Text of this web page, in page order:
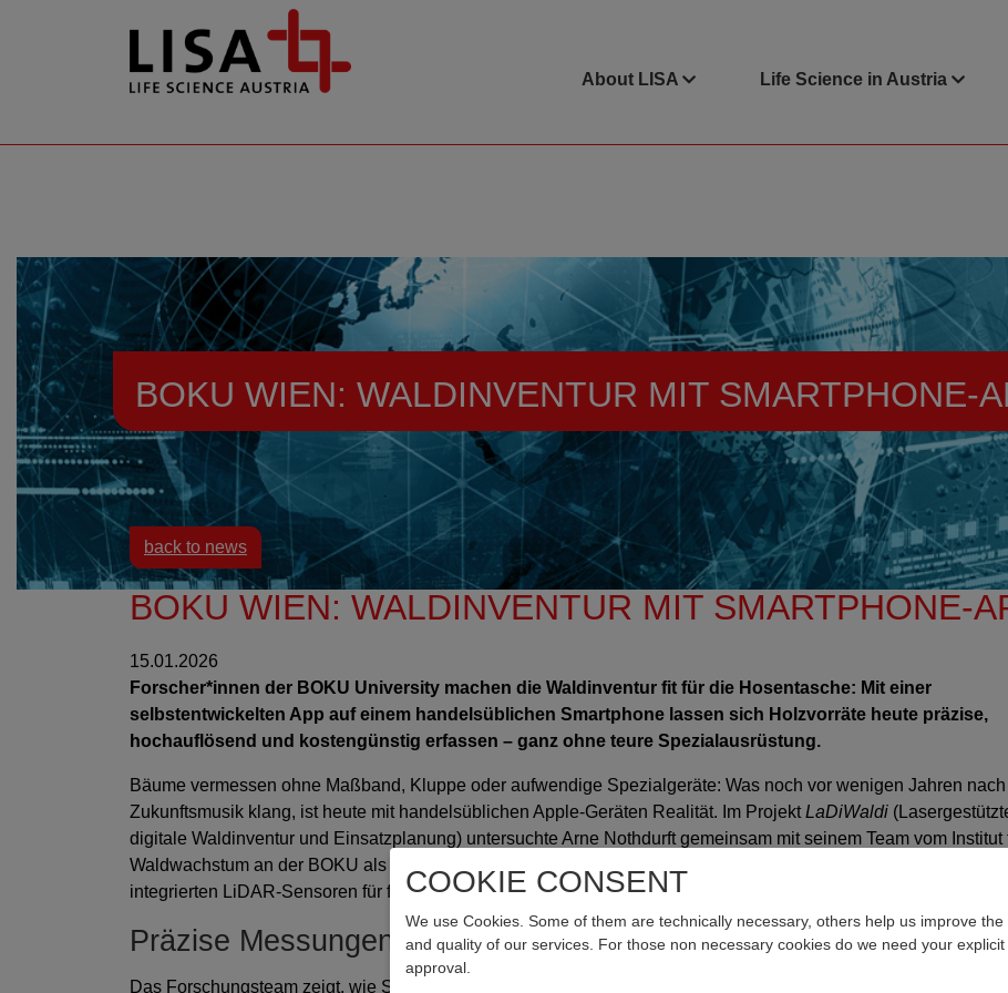
COOKIE CONSENT
We use Cookies. Some of them are technically necessary, others help us improve the
and quality of our services. For those non necessary cookies do we need your explicit
approval.
About LISA Life Science in Austria
BOKU WIEN: WALDINVENTUR MIT SMARTPHONE-
Resources News
back to news
BOKU WIEN: WALDINVENTUR MIT SMARTPHONE-
15.01.2026
Forscher*innen der BOKU University machen die Waldinventur fit für die Hosentasche: Mit einer
selbstentwickelten App auf einem handelsüblichen Smartphone lassen sich Holzvorräte heute präzise,
hochauflösend und kostengünstig erfassen – ganz ohne teure Spezialausrüstung.
Bäume vermessen ohne Maßband, Kluppe oder aufwendige Spezialgeräte: Was noch vor wenigen Jahren nach
Zukunftsmusik klang, ist heute mit handelsüblichen Apple-Geräten Realität. Im ProjektLaDiWaldi
digitale Waldinventur und Einsatzplanung) untersuchte Arne Nothdurft gemeinsam mit seinem Team vom Institut
Waldwachstum an der BOKU als weltweit erste wissenschaftliche Einrichtung, wie präzise die in Apple-Pro-
integrierten LiDAR-Sensoren für forstliche Messungen eingesetzt werden können.
Präzise Messungen in Mixed Reality
Das Forschungsteam zeigt, wie Smartphones und Mixed-Reality-Brillen die Waldinventur grundlegend